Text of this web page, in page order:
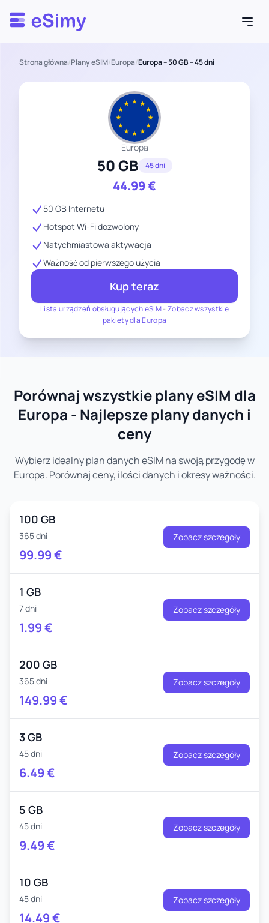
Esimy
Strona główna/Plany eSIM/Europa/Europa – 50 GB – 45 dni
Europa
50 GB 45 dni
44.99€
Lista urządzeń obsługujących eSIM- Zobacz wszystkie
pakiety dla Europa
50 GB Internetu
Hotspot Wi-Fi dozwolony
Natychmiastowa aktywacja
Ważność od pierwszego użycia
Kup teraz
Porównaj wszystkie plany eSIM dla
Europa - Najlepsze plany danych i
ceny
Wybierz idealny plan danych eSIM na swoją przygodę w
Europa. Porównaj ceny, ilości danych i okresy ważności.
100 GB
365 dni
99.99€
Zobacz szczegóły
1 GB
7 dni
1.99€
Zobacz szczegóły
200 GB
365 dni
149.99€
Zobacz szczegóły
3 GB
45 dni
6.49€
Zobacz szczegóły
5 GB
45 dni
9.49€
Zobacz szczegóły
10 GB
45 dni
14.49€
Zobacz szczegóły